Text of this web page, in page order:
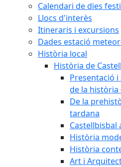
Calendari de dies
Llocs d'interès
Itineraris i excursions
Dades estació
Història local
Història de
Presentació
de la història
De la
tardana
Castellbisbal
Història
Història
Art i